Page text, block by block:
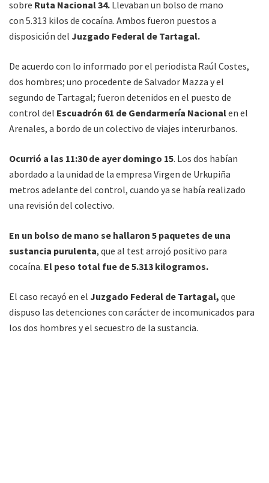
sobre Ruta Nacional 34. Llevaban un bolso de mano
con 5.313 kilos de cocaína. Ambos fueron puestos a
disposición del Juzgado Federal de Tartagal.
De acuerdo con lo informado por el periodista Raúl Costes,
dos hombres; uno procedente de Salvador Mazza y el
segundo de Tartagal; fueron detenidos en el puesto de
control del Escuadrón 61 de Gendarmería Nacionalen el
Arenales, a bordo de un colectivo de viajes interurbanos.
Ocurrió a las 11:30 de ayer domingo 15. Los dos habían
abordado a la unidad de la empresa Virgen de Urkupiña
metros adelante del control, cuando ya se había realizado
una revisión del colectivo.
En un bolso de mano se hallaron 5 paquetes de una
sustancia purulenta, que al test arrojó positivo para
cocaína. El peso total fue de 5.313 kilogramos.
El caso recayó en el Juzgado Federal de Tartagal, que
dispuso las detenciones con carácter de incomunicados para
los dos hombres y el secuestro de la sustancia.